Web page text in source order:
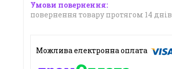
повернення товару протягом 14 днів